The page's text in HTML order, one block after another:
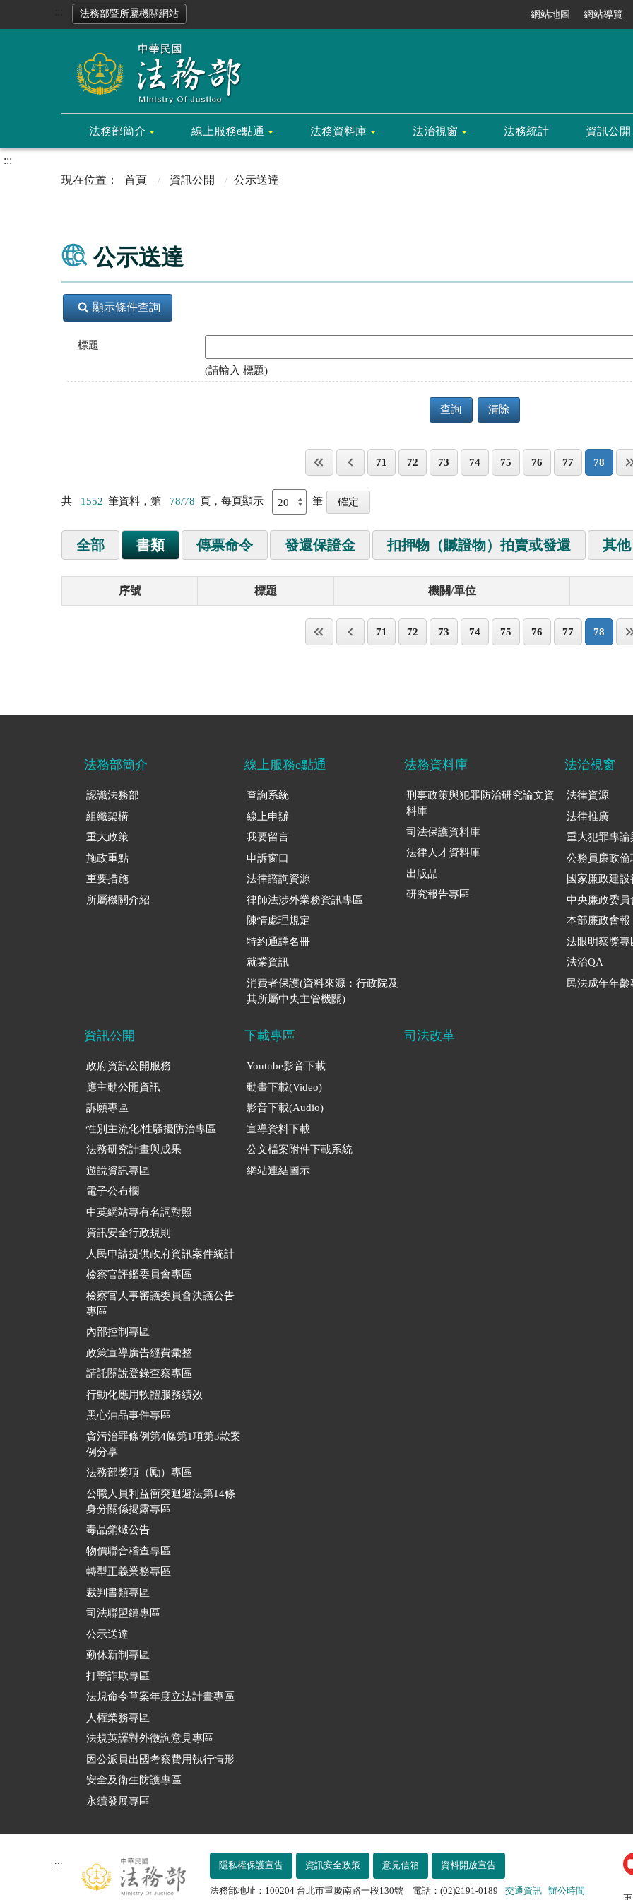
法務部暨所屬機關網站 網站地圖 網站導覽
法務部簡介 線上服務e點通 法務資料庫 法治視窗 法務統計 資訊公開
:::
首頁
資訊公開 公示送達
公示送達
顯示條件查詢
標題
(請輸入 標題)
查詢 清除
71 72 73 74 75 76 77 78
共 1552 筆資料，第 78/78 頁，每頁顯示 筆
全部 書類 傳票命令 發還保證金 扣押物（贓證物）拍賣或發還 其他
序號 標題 機關/單位
71 72 73 74 75 76 77 78
法務部簡介
認識法務部
組織架構
重大政策
施政重點
重要措施
所屬機關介紹
線上服務e點通
查詢系統
線上申辦
我要留言
申訴窗口
法律諮詢資源
律師法涉外業務資訊專區
陳情處理規定
特約通譯名冊
就業資訊
消費者保護(資料來源：行政院及
其所屬中央主管機關)
法務資料庫
刑事政策與犯罪防治研究論文資
料庫
司法保護資料庫
法律人才資料庫
出版品
研究報告專區
法治視窗
法律資源
法律推廣
重大犯罪專論
公務員廉政倫
國家廉政建
中央廉政委員
本部廉政會報
法眼明察獎專
法治QA
民法成年年齡
資訊公開
政府資訊公開服務
應主動公開資訊
訴願專區
性別主流化/性騷擾防治專區
法務研究計畫與成果
遊說資訊專區
電子公布欄
中英網站專有名詞對照
資訊安全行政規則
人民申請提供政府資訊案件統計
檢察官評鑑委員會專區
檢察官人事審議委員會決議公告
專區
內部控制專區
政策宣導廣告經費彙整
請託關說登錄查察專區
行動化應用軟體服務績效
黑心油品事件專區
貪污治罪條例第4條第1項第3款案
例分享
法務部獎項（勵）專區
公職人員利益衝突迴避法第14條
身分關係揭露專區
毒品銷燬公告
物價聯合稽查專區
轉型正義業務專區
裁判書類專區
司法聯盟鏈專區
公示送達
勤休新制專區
打擊詐欺專區
法規命令草案年度立法計畫專區
人權業務專區
法規英譯對外徵詢意見專區
因公派員出國考察費用執行情形
安全及衛生防護專區
永續發展專區
下載專區
Youtube影音下載
動畫下載(Video)
影音下載(Audio)
宣導資料下載
公文檔案附件下載系統
網站連結圖示
司法改革
::: 隱私權保護宣告 資訊安全政策 意見信箱 資料開放宣告
法務部地址：100204 台北市重慶南路一段130號 電話：(02)2191-0189 交通資訊 辦公時間